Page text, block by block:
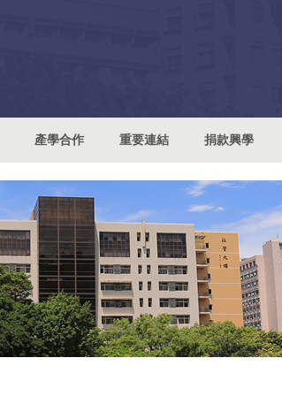
產學合作 重要連結 捐款興學